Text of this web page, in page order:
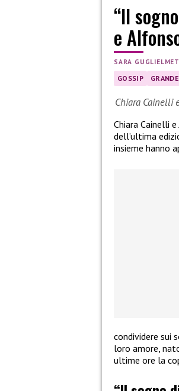
“Il
e
SARA
GOSSIP
Chiara Cainelli
Chiara Cainelli
dell’ultima
insieme hanno
condividere sui
loro amore,
ultime ore la